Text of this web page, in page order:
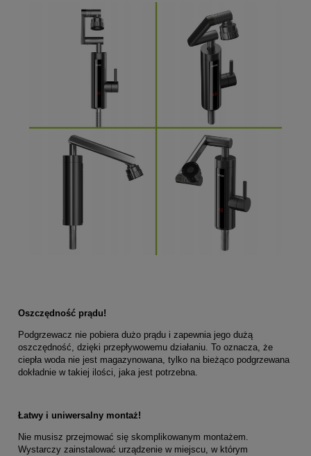
Oszczędność prądu!
Podgrzewacz nie pobiera dużo prądu i zapewnia jego dużą
oszczędność, dzięki przepływowemu działaniu. To oznacza, że
ciepła woda nie jest magazynowana, tylko na bieżąco podgrzewana
dokładnie w takiej ilości, jaka jest potrzebna.
Łatwy i uniwersalny montaż!
Nie musisz przejmować się skomplikowanym montażem.
Wystarczy zainstalować urządzenie w miejscu, w którym